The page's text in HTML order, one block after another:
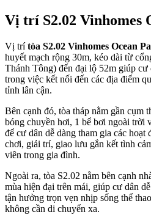
Vị trí S2.02 Vinhomes
Vị trítòa S2.02 Vinhomes Ocean
huyết mạch rộng 30m, kéo dài từ
Thánh Tông) đến đại lộ 52m giúp
trong việc kết nối đến các địa điểm
tỉnh lân cận.
Bên cạnh đó, tòa tháp nằm gần cụm
bóng chuyền hơi, 1 bể bơi ngoài trời
để cư dân dễ dàng tham gia các hoạt
chơi, giải trí, giao lưu gắn kết tình
viên trong gia đình.
Ngoài ra, tòa S2.02 nằm bên cạnh
mùa hiện đại trên mái, giúp cư dân
tận hưởng trọn vẹn nhịp sống thể
không cần di chuyển xa.